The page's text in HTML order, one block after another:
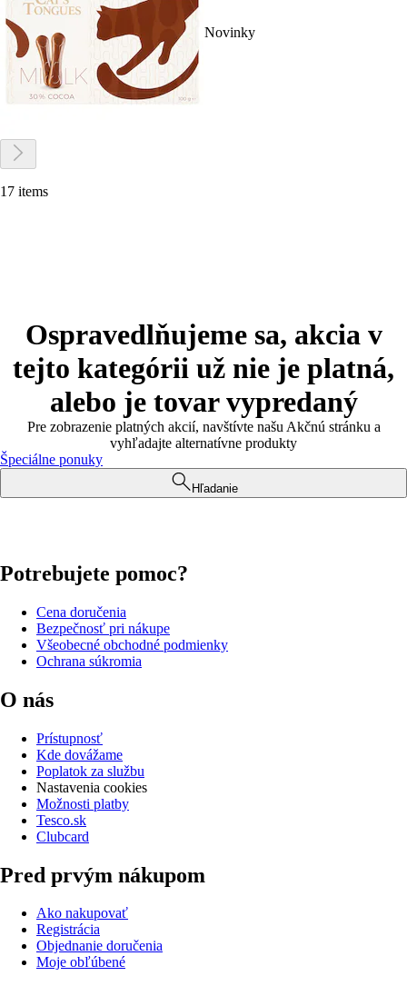
Novinky
17 items
Ospravedlňujeme sa, akcia v
tejto kategórii už nie je platná,
alebo je tovar vypredaný
Pre zobrazenie platných akcií, navštívte našu Akčnú stránku a
vyhľadajte alternatívne produkty
Špeciálne ponuky
Hľadanie
Potrebujete pomoc?
Cena doručenia
Bezpečnosť pri nákupe
Všeobecné obchodné podmienky
Ochrana súkromia
O nás
Prístupnosť
Kde dovážame
Poplatok za službu
Nastavenia cookies
Možnosti platby
Tesco.sk
Clubcard
Pred prvým nákupom
Ako nakupovať
Registrácia
Objednanie doručenia
Moje obľúbené